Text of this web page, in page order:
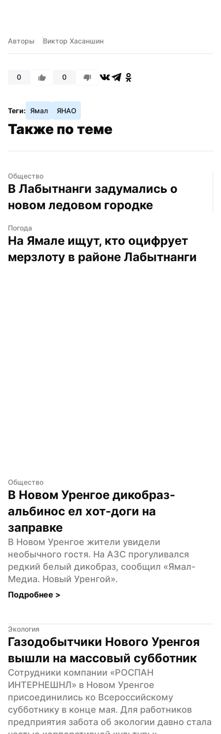
Авторы Виктор Хасаншин
0 0
Теги: Ямал ЯНАО
Также по теме
Общество
В Лабытнанги задумались о
новом ледовом городке
Погода
На Ямале ищут, кто оцифрует
мерзлоту в районе Лабытнанги
Общество
В Новом Уренгое дикобраз-
альбинос ел хот-доги на
заправке
В Новом Уренгое жители увидели
необычного гостя. На АЗС прогуливался
редкий белый дикобраз, сообщил «Ямал-
Медиа. Новый Уренгой».
Подробнее >
Экология
Газодобытчики Нового Уренгоя
вышли на массовый субботник
Сотрудники компании «РОСПАН
ИНТЕРНЕШНЛ» в Новом Уренгое
присоединились ко Всероссийскому
субботнику в конце мая. Для работников
предприятия забота об экологии давно стала